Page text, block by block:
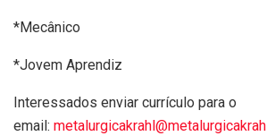
*Mecânico
*Jovem Aprendiz
Interessados enviar currículo para o
email: